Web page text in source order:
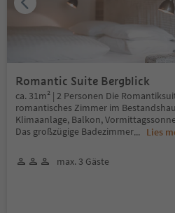
Romantic Suite Bergblick
ca. 31m² | 2 Personen Die
romantisches Zimmer im
Klimaanlage, Balkon,
Das großzügige Badezimmer... Lies
max. 3 Gäste